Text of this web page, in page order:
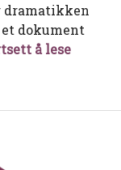
dramatikken
et dokument
å lese